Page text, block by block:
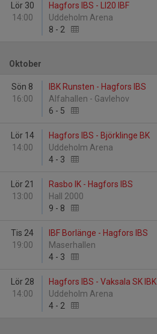
Lör 30
14:00
Hagfors IBS - LI20 IBF
Uddeholm Arena
8 - 2
Oktober
Sön 8
16:00
IBK Runsten - Hagfors IBS
Alfahallen - Gavlehov
6 - 5
Lör 14
14:00
Hagfors IBS - Björklinge BK
Uddeholm Arena
4 - 3
Lör 21
13:00
Rasbo IK - Hagfors IBS
Hall 2000
9 - 8
Tis 24
19:00
IBF Borlänge - Hagfors IBS
Maserhallen
4 - 3
Lör 28
14:00
Hagfors IBS - Vaksala SK IBK
Uddeholm Arena
4 - 2